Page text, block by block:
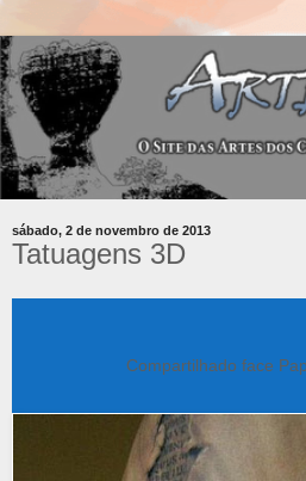
sábado, 2 de novembro de 2013
Tatuagens 3D
Compartilhado face